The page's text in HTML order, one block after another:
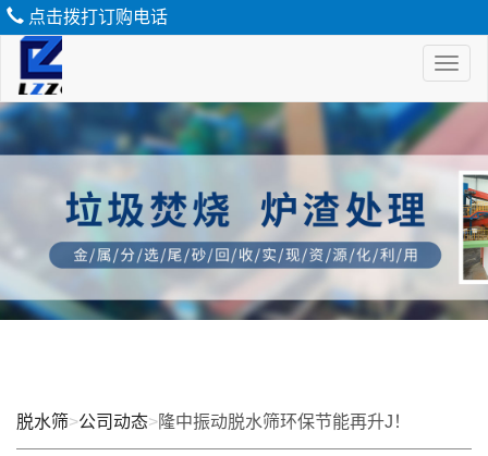
点击拨打订购电话
脱
水
脱水筛>公司动态>隆中振动脱水筛环保节能再升J！